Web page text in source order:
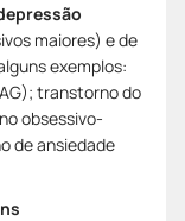
maiores) e de
exemplos:
transtorno do
obsessivo-
de ansiedade